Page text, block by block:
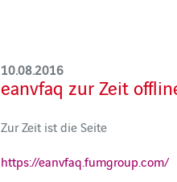
10.08.2016
eanvfaq zur Zeit
Zur Zeit ist die Seite
https://eanvfaq.fumgroup.com/